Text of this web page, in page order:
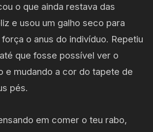
o que ainda restava das
e usou um galho seco para
o anus do indivíduo. Repetiu
que fosse possível ver o
e mudando a cor do tapete de
pés.
em comer o teu rabo,